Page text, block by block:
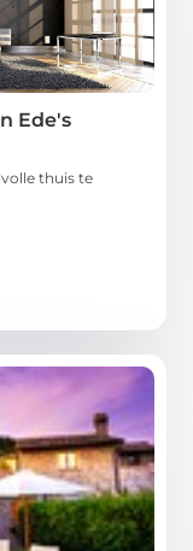
Ede's
thuis te